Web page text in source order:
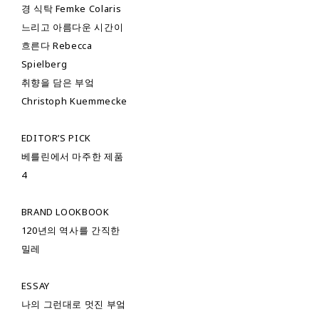
경 식탁 Femke Colaris
느리고 아름다운 시간이
흐른다 Rebecca
Spielberg
취향을 담은 부엌
Christoph Kuemmecke
EDITOR’S PICK
베를린에서 마주한 제품
4
BRAND LOOKBOOK
120년의 역사를 간직한
밀레
ESSAY
나의 그런대로 멋진 부엌